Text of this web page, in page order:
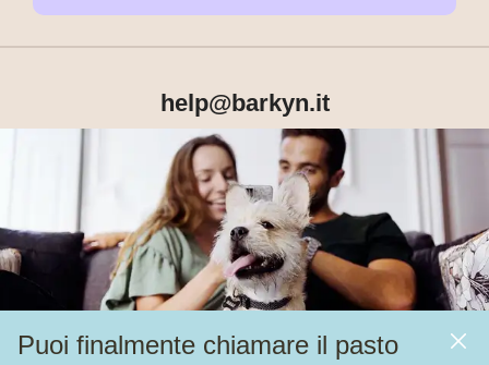
Puoi finalmente chiamare il pasto
help@barkyn.it
Prodotti
Altri link